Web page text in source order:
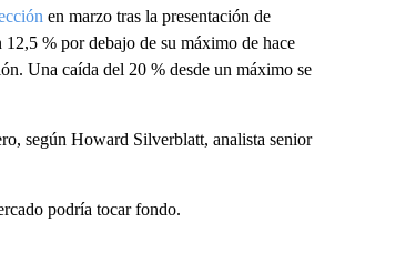
en marzo tras la presentación de
% por debajo de su máximo de hace
Una caída del 20 % desde un máximo se
según Howard Silverblatt, analista senior
podría tocar fondo.